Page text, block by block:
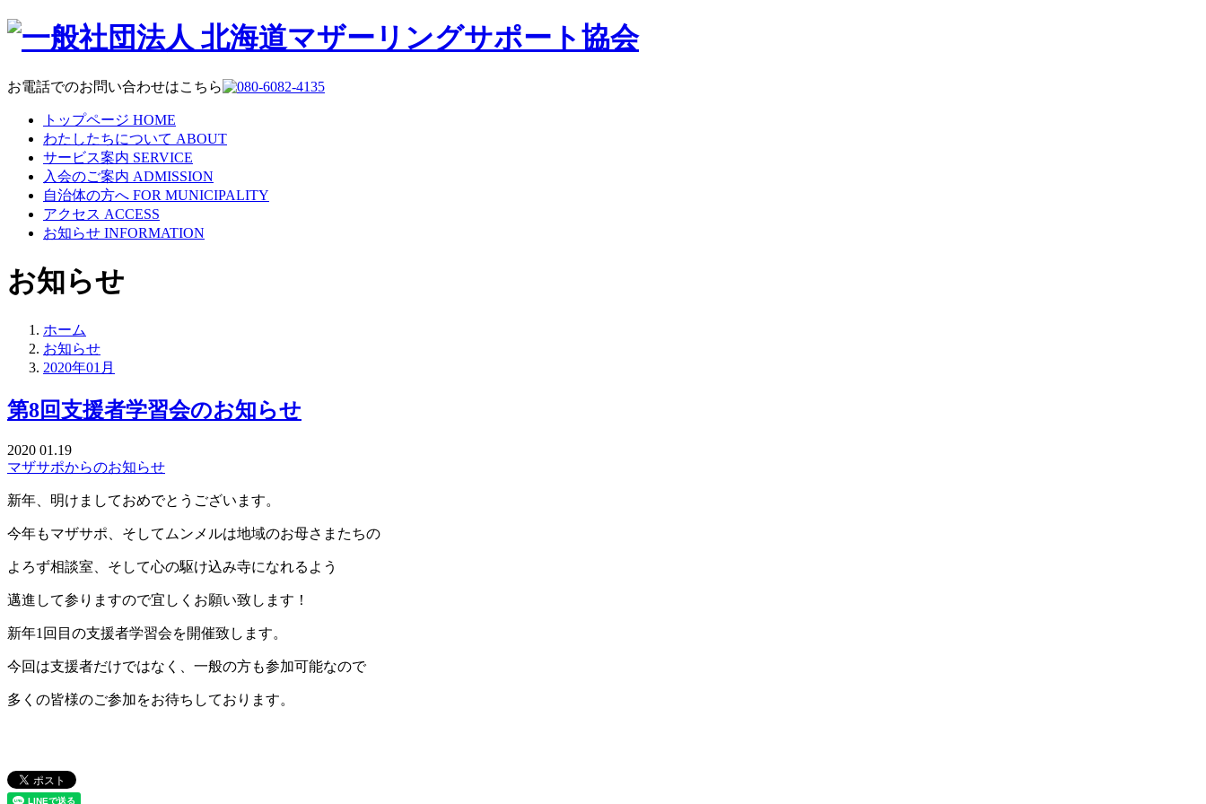
お電話でのお問い合わせはこちら
トップページ HOME
わたしたちについて ABOUT
サービス案内 SERVICE
入会のご案内 ADMISSION
自治体の方へ FOR MUNICIPALITY
アクセス ACCESS
お知らせ INFORMATION
お知らせ
ホーム
お知らせ
2020年01月
第8回支援者学習会のお知らせ
2020 01.19
マザサポからのお知らせ
新年、明けましておめでとうございます。
今年もマザサポ、そしてムンメルは地域のお母さまたちの
よろず相談室、そして心の駆け込み寺になれるよう
邁進して参りますので宜しくお願い致します！
新年1回目の支援者学習会を開催致します。
今回は支援者だけではなく、一般の方も参加可能なので
多くの皆様のご参加をお待ちしております。